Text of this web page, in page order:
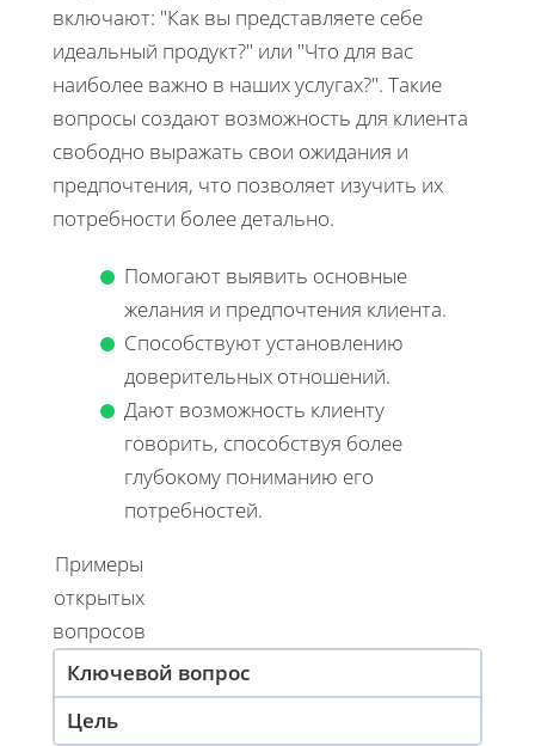
включают: "Как вы представляете себе
идеальный продукт?" или "Что для вас
наиболее важно в наших услугах?". Такие
вопросы создают возможность для клиента
свободно выражать свои ожидания и
предпочтения, что позволяет изучить их
потребности более детально.
Помогают выявить основные
желания и предпочтения клиента.
Способствуют установлению
доверительных отношений.
Дают возможность клиенту
говорить, способствуя более
глубокому пониманию его
потребностей.
Примеры
открытых
вопросов
Ключевой вопрос
Цель